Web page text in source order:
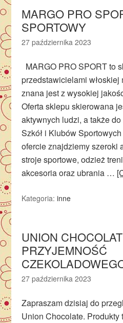
MARGO PRO
SPORTOWY
27 października 2023
MARGO PRO SPORT to
przedstawicielami włoskiej
znana jest z wysokiej
Oferta sklepu skierowana
aktywnych ludzi, a także
Szkół i Klubów
ofercie znajdziemy szeroki
stroje sportowe, odzież
akcesoria oraz ubrania …
Kategoria:inne
UNION
PRZYJEMNOŚĆ
27 października 2023
Zapraszam dzisiaj do
Union Chocolate. Produkty